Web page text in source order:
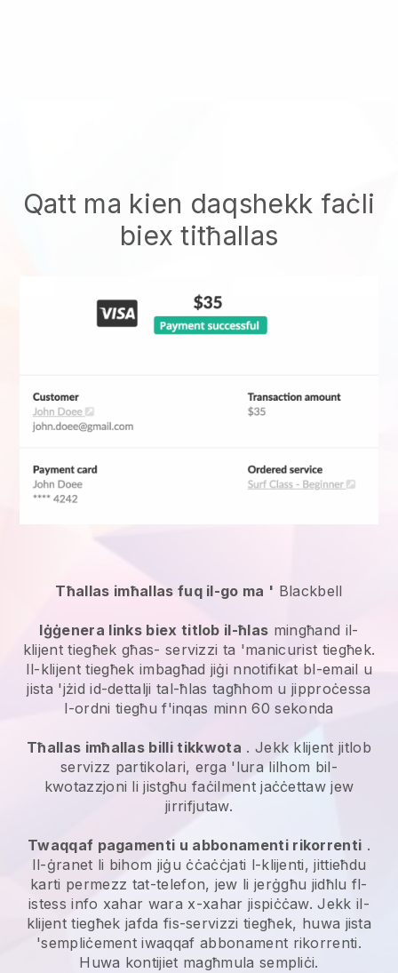
Qatt ma kien daqshekk faċli
biex titħallas
Tħallas imħallas fuq il-go ma ' Blackbell
Iġġenera links biex titlob il-ħlas mingħand il-
klijent tiegħek għas- servizzi ta 'manicurist tiegħek.
Il-klijent tiegħek imbagħad jiġi nnotifikat bl-email u
jista 'jżid id-dettalji tal-ħlas tagħhom u jipproċessa
l-ordni tiegħu f'inqas minn 60 sekonda
Tħallas imħallas billi tikkwota . Jekk klijent jitlob
servizz partikolari, erga 'lura lilhom bil-
kwotazzjoni li jistgħu faċilment jaċċettaw jew
jirrifjutaw.
Twaqqaf pagamenti u abbonamenti rikorrenti .
Il-ġranet li bihom jiġu ċċaċċjati l-klijenti, jittieħdu
karti permezz tat-telefon, jew li jerġgħu jidħlu fl-
istess info xahar wara x-xahar jispiċċaw. Jekk il-
klijent tiegħek jafda fis-servizzi tiegħek, huwa jista
'sempliċement iwaqqaf abbonament rikorrenti.
Huwa kontijiet magħmula sempliċi.